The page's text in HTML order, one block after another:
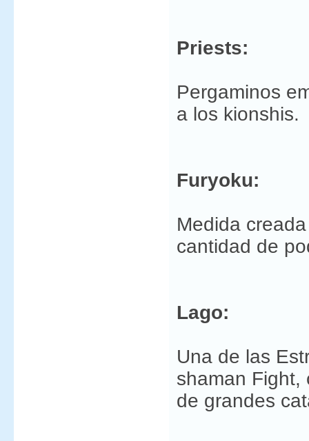
Priests:
Pergaminos
a los kionshis.
Furyoku:
Medida
cantidad de
Lago:
Una de las
shaman Fight,
de grandes